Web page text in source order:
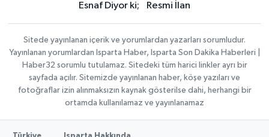
Esnaf Diyor ki;
Resmi İlan
Sitede yayınlanan içerik ve yorumlardan yazarları sorumludur.
Yayınlanan yorumlardan Isparta Haber, Isparta Son Dakika Haberleri |
Haber32 sorumlu tutulamaz. Sitedeki tüm harici linkler ayrı bir
sayfada açılır. Sitemizde yayınlanan haber, köşe yazıları ve
fotoğraflar izin alınmaksızın kaynak gösterilse dahi, herhangi bir
ortamda kullanılamaz ve yayınlanamaz